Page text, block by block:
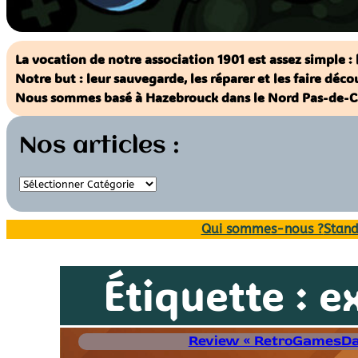
La vocation de notre association 1901 est assez
Notre but : leur sauvegarde, les réparer et les faire
Nous sommes basé à Hazebrouck dans le Nord Pas-de-
Nos articles :
Qui sommes-nous ?
Étiquette :
Review «